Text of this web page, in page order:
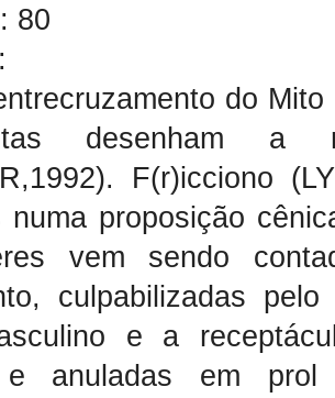
80
do
desenham a
F(r)icciono
numa proposição
vem sendo
culpabilizadas
e a
e anuladas em